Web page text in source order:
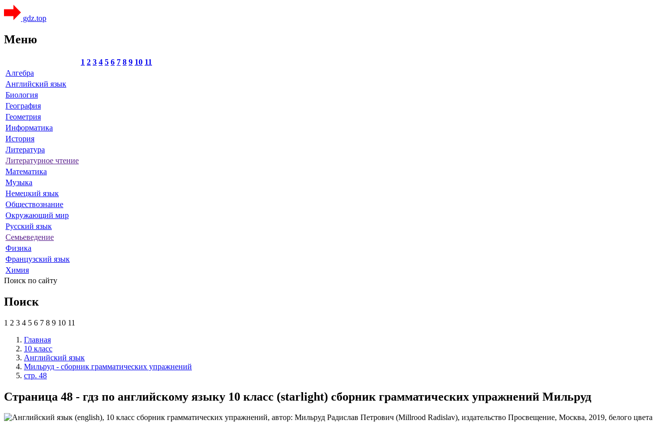
gdz.top
Меню
1 2 3 4 5 6 7 8 9 10 11
Алгебра
Английский язык
Биология
География
Геометрия
Информатика
История
Литература
Литературное чтение
Математика
Музыка
Немецкий язык
Обществознание
Окружающий мир
Русский язык
Семьеведение
Физика
Французский язык
Химия
Поиск по сайту
Поиск
1 2 3 4 5 6 7 8 9 10 11
Главная
10 класс
Английский язык
Мильруд - сборник грамматических упражнений
стр. 48
Страница 48 - гдз по английскому языку 10 класс (starlight) сборник грамматических упражнений Мильруд